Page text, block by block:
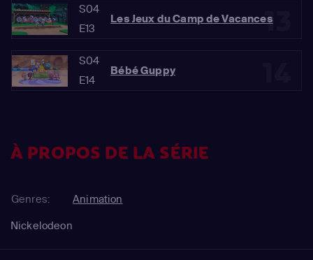
13
S04
E13
Les Jeux du Camp de Vacances
S04
E14
Bébé Guppy
À PROPOS DE LA SÉRIE
Genres:
Animation
Nickelodeon